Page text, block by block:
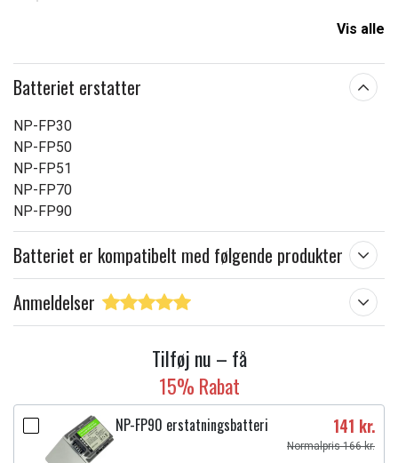
Vis alle
Batteriet erstatter
NP-FP30
NP-FP50
NP-FP51
NP-FP70
NP-FP90
Batteriet er kompatibelt med følgende produkter
Anmeldelser
Tilføj nu – få
15% Rabat
NP-FP90 erstatningsbatteri 141 kr.
Normalpris 166 kr.